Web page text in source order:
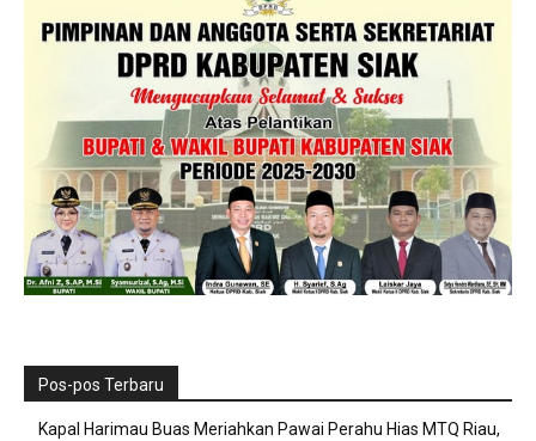
Pos-pos Terbaru
Kapal Harimau Buas Meriahkan Pawai Perahu Hias MTQ Riau,